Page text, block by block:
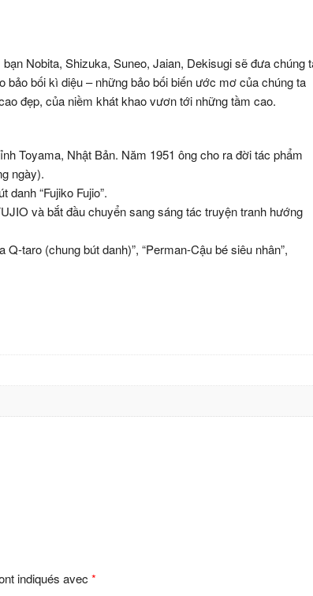
Nobita, Shizuka, Suneo, Jaian, Dekisugi sẽ đưa chúng
bối kì diệu – những bảo bối biến ước mơ của chúng ta
đẹp, của niềm khát khao vươn tới những tầm cao.
Toyama, Nhật Bản. Năm 1951 ông cho ra đời tác phẩm
ngày).
“Fujiko Fujio”.
và bắt đầu chuyển sang sáng tác truyện tranh hướng
taro (chung bút danh)”, “Perman-Cậu bé siêu nhân”,
indiqués avec *